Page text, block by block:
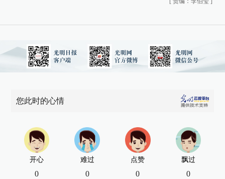
您此时的心情
开心
0
难过
0
点赞
0
飘过
0